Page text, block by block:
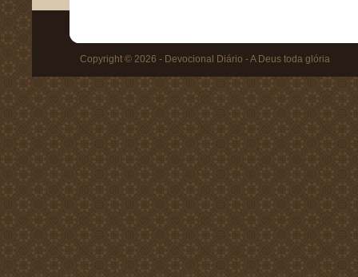
Copyright © 2026 - Devocional Diário - A Deus toda glória